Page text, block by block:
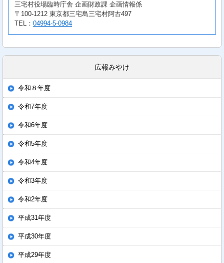
三宅村役場臨時庁舎 企画財政課 企画情報係
〒100-1212 東京都三宅島三宅村阿古497
TEL： 04994-5-0984
広報みやけ
令和８年度
令和7年度
令和6年度
令和5年度
令和4年度
令和3年度
令和2年度
平成31年度
平成30年度
平成29年度